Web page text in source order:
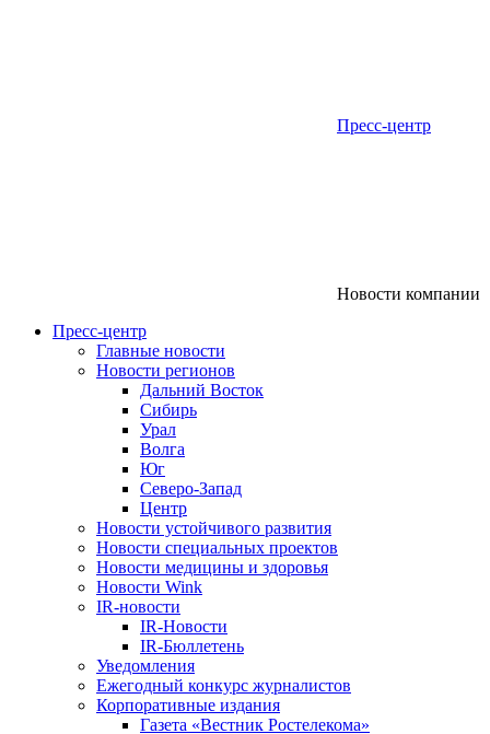
Пресс-центр
Новости компании
Пресс-центр
Главные новости
Новости регионов
Дальний Восток
Сибирь
Урал
Волга
Юг
Северо-Запад
Центр
Новости устойчивого развития
Новости специальных проектов
Новости медицины и здоровья
Новости Wink
IR-новости
IR-Новости
IR-Бюллетень
Уведомления
Ежегодный конкурс журналистов
Корпоративные издания
Газета «Вестник Ростелекома»